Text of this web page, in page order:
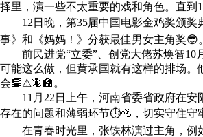
择里，演一些不太重要的戏和角色。直到
12日晚，第35届中国电影金鸡奖颁奖
事》和《妈妈！》分获最佳男女主角奖😎。
前民进党“立委”、创党大佬苏焕智10
可能这么做，但黄承国就有这样的排场
会🥓⚠🦎🏫。
11月22日上午，河南省委省政府在安阳
存在的问题和薄弱环节⏱🚵，切实守住守
在青春时光里，张铁林演过主角，例如